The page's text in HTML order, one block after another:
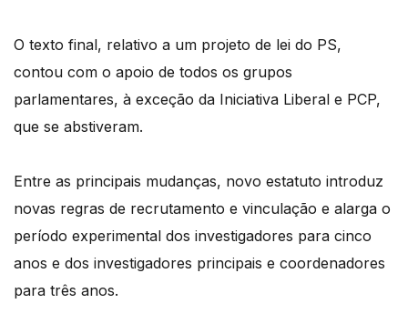
O texto final, relativo a um projeto de lei do PS,
contou com o apoio de todos os grupos
parlamentares, à exceção da Iniciativa Liberal e PCP,
que se abstiveram.
Entre as principais mudanças, novo estatuto introduz
novas regras de recrutamento e vinculação e alarga o
período experimental dos investigadores para cinco
anos e dos investigadores principais e coordenadores
para três anos.